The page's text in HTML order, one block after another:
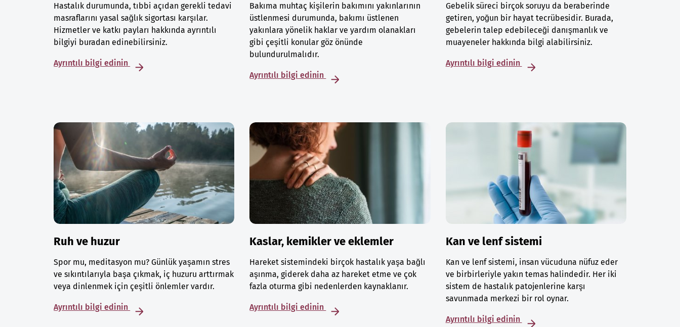
Hastalık durumunda, tıbbi açıdan gerekli tedavi
masraflarını yasal sağlık sigortası karşılar.
Hizmetler ve katkı payları hakkında ayrıntılı
bilgiyi buradan edinebilirsiniz.
Ayrıntılı bilgi edinin
Bakıma muhtaç kişilerin bakımını yakınlarının
üstlenmesi durumunda, bakımı üstlenen
yakınlara yönelik haklar ve yardım olanakları
gibi çeşitli konular göz önünde
bulundurulmalıdır.
Ayrıntılı bilgi edinin
Gebelik süreci birçok soruyu da beraberinde
getiren, yoğun bir hayat tecrübesidir. Burada,
gebelerin talep edebileceği danışmanlık ve
muayeneler hakkında bilgi alabilirsiniz.
Ayrıntılı bilgi edinin
Ruh ve huzur
Spor mu, meditasyon mu? Günlük yaşamın stres
ve sıkıntılarıyla başa çıkmak, iç huzuru arttırmak
veya dinlenmek için çeşitli önlemler vardır.
Ayrıntılı bilgi edinin
Kaslar, kemikler ve eklemler
Hareket sistemindeki birçok hastalık yaşa bağlı
aşınma, giderek daha az hareket etme ve çok
fazla oturma gibi nedenlerden kaynaklanır.
Ayrıntılı bilgi edinin
Kan ve lenf sistemi
Kan ve lenf sistemi, insan vücuduna nüfuz eder
ve birbirleriyle yakın temas halindedir. Her iki
sistem de hastalık patojenlerine karşı
savunmada merkezi bir rol oynar.
Ayrıntılı bilgi edinin